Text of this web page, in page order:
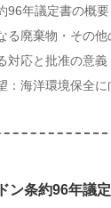
96年議定書の概要
る廃棄物・その他
対応と批准の意義
：海洋環境保全に
ン条約96年議